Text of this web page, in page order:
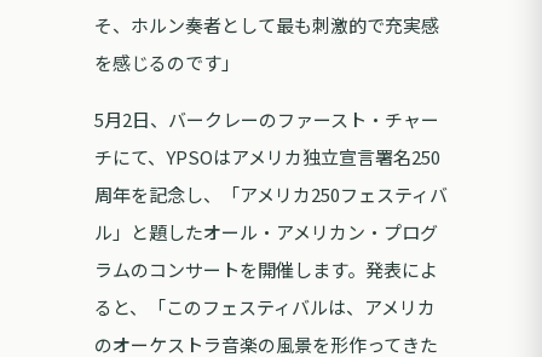
そ、ホルン奏者として最も刺激的で充実感
を感じるのです」
5月2日、バークレーのファースト・チャー
チにて、YPSOはアメリカ独立宣言署名250
周年を記念し、「アメリカ250フェスティバ
ル」と題したオール・アメリカン・プログ
ラムのコンサートを開催します。発表によ
ると、「このフェスティバルは、アメリカ
のオーケストラ音楽の風景を形作ってきた